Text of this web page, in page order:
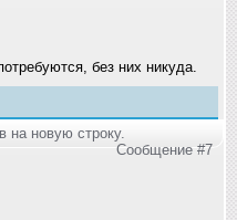
без них никуда.
на новую строку.
Сообщение #7